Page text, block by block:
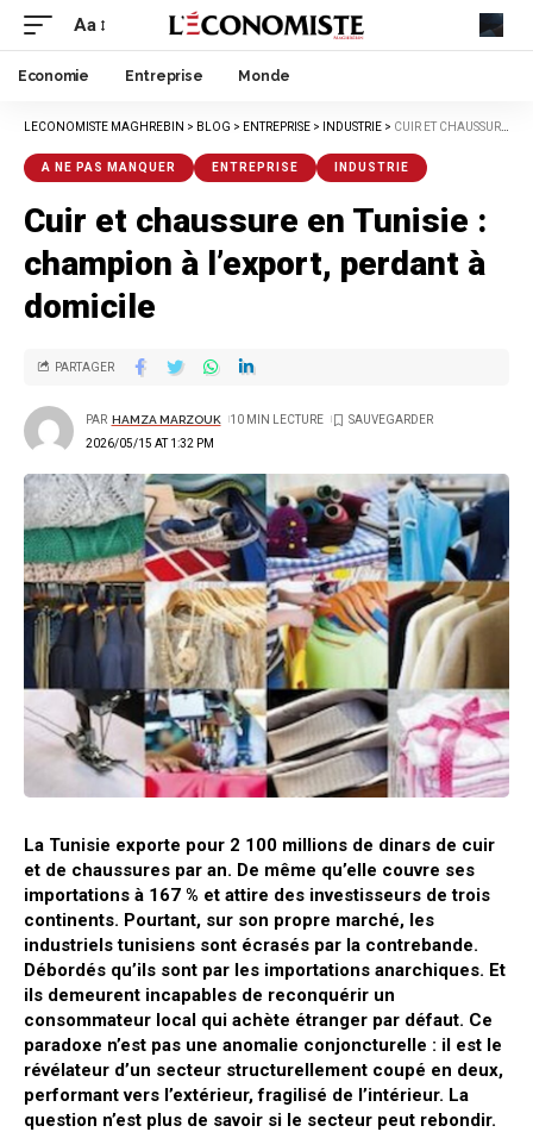
Aa
Economie Entreprise Monde
LECONOMISTE MAGHREBIN > BLOG > ENTREPRISE > INDUSTRIE > CUIR ET CHAUSSURE EN TUNISIE : CHAMPION À L’EXPORT, PERDANT À DOMICILE
A NE PAS MANQUER ENTREPRISE INDUSTRIE
Cuir et chaussure en Tunisie :
champion à l’export, perdant à
domicile
2026/05/15 AT 1:32 PM
PAR HAMZA MARZOUK 10 MIN LECTURE
PARTAGER
La Tunisie exporte pour 2 100 millions de dinars de cuir
et de chaussures par an. De même qu’elle couvre ses
importations à 167 % et attire des investisseurs de trois
continents. Pourtant, sur son propre marché, les
industriels tunisiens sont écrasés par la contrebande.
Débordés qu’ils sont par les importations anarchiques. Et
ils demeurent incapables de reconquérir un
consommateur local qui achète étranger par défaut. Ce
paradoxe n’est pas une anomalie conjoncturelle : il est le
révélateur d’un secteur structurellement coupé en deux,
performant vers l’extérieur, fragilisé de l’intérieur. La
question n’est plus de savoir si le secteur peut rebondir.